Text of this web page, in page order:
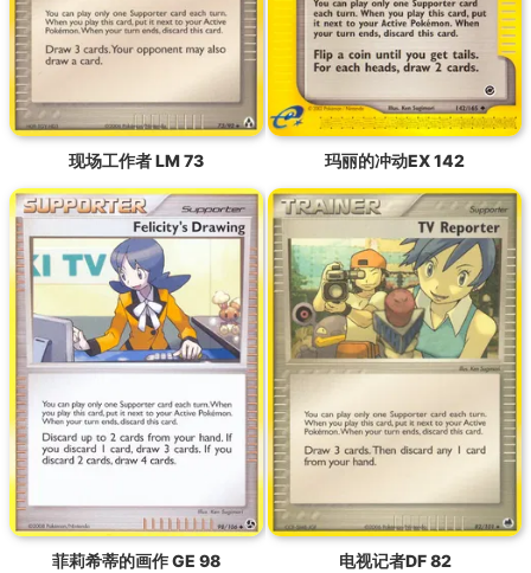
现场工作者 LM 73 玛丽的冲动EX 142
菲莉希蒂的画作 GE 98 电视记者DF 82